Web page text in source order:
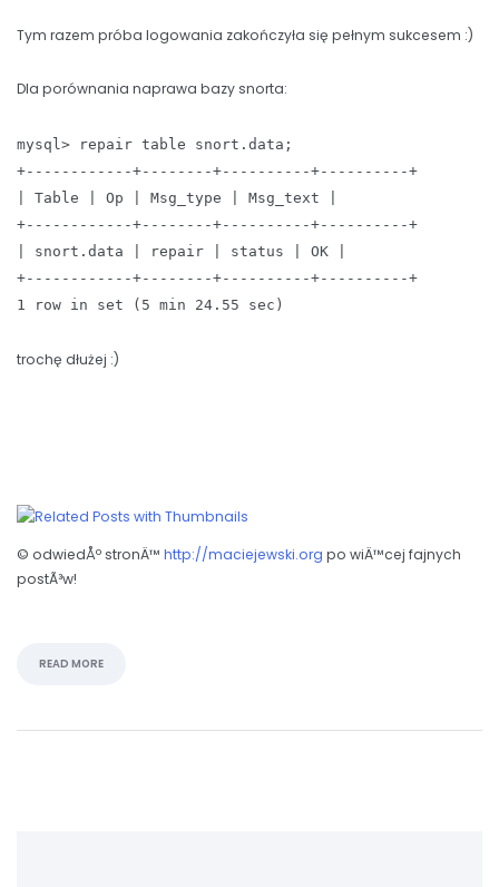
Tym razem próba logowania zakończyła się pełnym sukcesem :)
Dla porównania naprawa bazy snorta:
mysql> repair table snort.data;
+------------+--------+----------+----------+
| Table | Op | Msg_type | Msg_text |
+------------+--------+----------+----------+
| snort.data | repair | status | OK |
+------------+--------+----------+----------+
1 row in set (5 min 24.55 sec)
trochę dłużej :)
© odwiedÅº stronÄ™ http://maciejewski.org po wiÄ™cej fajnych
postÃ³w!
READ MORE